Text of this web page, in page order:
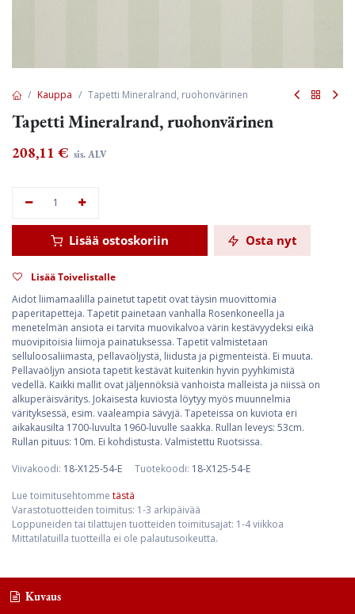
Kauppa Tapetti Mineralrand, ruohonvärinen
Tapetti Mineralrand, ruohonvärinen
208,11 € sis. ALV
Lisää ostoskoriin Osta nyt
Lisää Toivelistalle
Aidot liimamaalilla painetut tapetit ovat täysin muovittomia
paperitapetteja. Tapetit painetaan vanhalla Rosenkoneella ja
menetelmän ansiota ei tarvita muovikalvoa värin kestävyydeksi eikä
muovipitoisia liimoja painatuksessa. Tapetit valmistetaan
selluloosaliimasta, pellavaöljystä, liidusta ja pigmenteistä. Ei muuta.
Pellavaöljyn ansiota tapetit kestävät kuitenkin hyvin pyyhkimistä
vedellä. Kaikki mallit ovat jäljennöksiä vanhoista malleista ja niissä on
alkuperäisväritys. Jokaisesta kuviosta löytyy myös muunnelmia
värityksessä, esim. vaaleampia sävyjä. Tapeteissa on kuviota eri
aikakausilta 1700-luvulta 1960-luvulle saakka. Rullan leveys: 53cm.
Rullan pituus: 10m. Ei kohdistusta. Valmistettu Ruotsissa.
Viivakoodi: 18-X125-54-E Tuotekoodi: 18-X125-54-E
Lue toimitusehtomme tästä
Varastotuotteiden toimitus: 1-3 arkipäivää
Loppuneiden tai tilattujen tuotteiden toimitusajat: 1-4 viikkoa
Mittatilatuilla tuotteilla ei ole palautusoikeutta.
Kuvaus